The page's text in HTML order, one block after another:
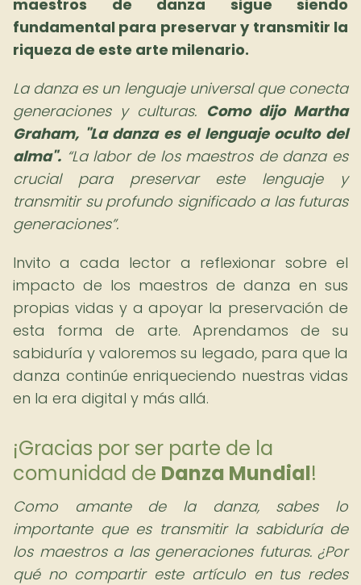
maestros de danza sigue siendo
fundamental para preservar y transmitir la
riqueza de este arte milenario.
La danza es un lenguaje universal que conecta
generaciones y culturas. Como dijo Martha
Graham, "La danza es el lenguaje oculto del
alma". La labor de los maestros de danza es
crucial para preservar este lenguaje y
transmitir su profundo significado a las futuras
generaciones .
Invito a cada lector a reflexionar sobre el
impacto de los maestros de danza en sus
propias vidas y a apoyar la preservación de
esta forma de arte. Aprendamos de su
sabiduría y valoremos su legado, para que la
danza continúe enriqueciendo nuestras vidas
en la era digital y más allá.
¡Gracias por ser parte de la
comunidad de Danza Mundial!
Como amante de la danza, sabes lo
importante que es transmitir la sabiduría de
los maestros a las generaciones futuras. ¿Por
qué no compartir este artículo en tus redes